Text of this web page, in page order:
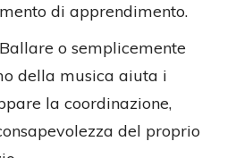
di apprendimento.
o semplicemente
della musica aiuta i
la coordinazione,
del proprio